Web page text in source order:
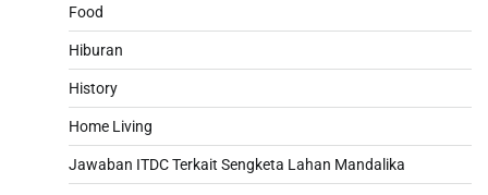
Food
Hiburan
History
Home Living
Jawaban ITDC Terkait Sengketa Lahan Mandalika